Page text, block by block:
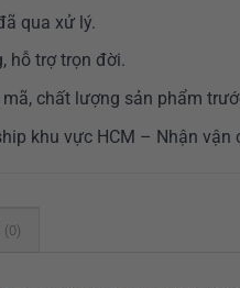
qua xử lý.
hỗ trợ trọn đời.
chất lượng sản phẩm
khu vực HCM – Nhận